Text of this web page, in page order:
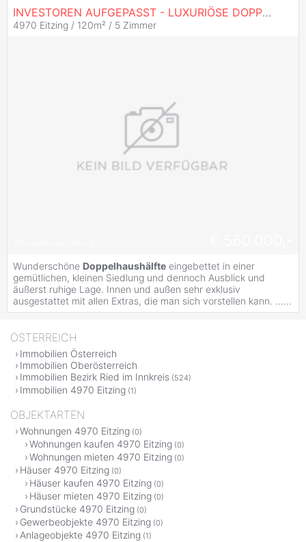
INVESTOREN AUFGEPASST - LUXURIÖSE DOPPLEHAUSHÄLFTE
4970 Eitzing / 120m² / 5 Zimmer
Wunderschöne Doppelhaushälfte eingebettet in einer
gemütlichen, kleinen Siedlung und dennoch Ausblick und
äußerst ruhige Lage. Innen und außen sehr exklusiv
ausgestattet mit allen Extras, die man sich vorstellen kann. ......
ÖSTERREICH
Immobilien Österreich
Immobilien Oberösterreich
Immobilien Bezirk Ried im Innkreis (524)
Immobilien 4970 Eitzing (1)
OBJEKTARTEN
Wohnungen 4970 Eitzing (0)
Wohnungen kaufen 4970 Eitzing (0)
Wohnungen mieten 4970 Eitzing (0)
Häuser 4970 Eitzing (0)
Häuser kaufen 4970 Eitzing (0)
Häuser mieten 4970 Eitzing (0)
Grundstücke 4970 Eitzing (0)
Gewerbeobjekte 4970 Eitzing (0)
Anlageobjekte 4970 Eitzing (1)